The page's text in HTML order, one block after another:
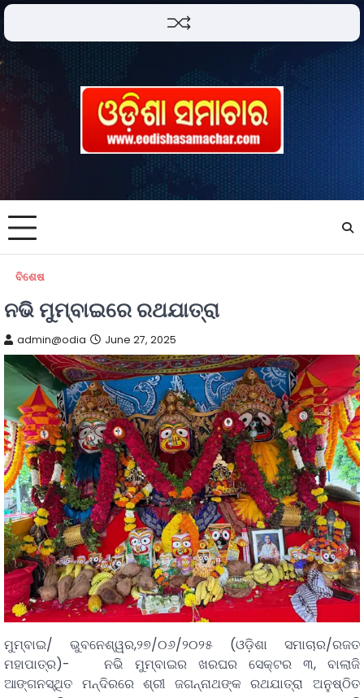
ବିଶେଷ
ନଭି ମୁମ୍ବାଇରେ ରଥଯାତ୍ରା
admin@odia June 27, 2025
ମୁମ୍ବାଇ/ ଭୁବନେଶ୍ୱର,୨୭/୦୬/୨୦୨୫ (ଓଡ଼ିଶା ସମାଚାର/ରଜତ
ମହାପାତ୍ର)- ନଭି ମୁମ୍ବାଇର ଖରଘର ସେକ୍ଟର ୩, ବାଲାଜି
ଆଙ୍ଗନସ୍ଥିତ ମନ୍ଦିରରେ ଶ୍ରୀ ଜଗନ୍ନାଥଙ୍କ ରଥଯାତ୍ରା ଅନୁଷ୍ଠିତ